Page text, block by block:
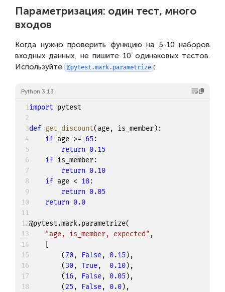
Параметризация: один тест, много
входов
Когда нужно проверить функцию на 5-10 наборов
входных данных, не пишите 10 одинаковых тестов.
Используйте
@pytest.mark.parametrize :
Python 3.13
1
2
3
4
5
6
7
8
9
10
11
12
13
14
15
16
17
18
import pytest
def get_discount(age, is_member) :
if age >= 65:
return 0.15
if is_member:
return 0.10
if age < 18:
return 0.05
return 0.0
@pytest .mark.parametrize(
"age, is_member, expected" ,
(70, False, 0.15) ,
(30, True, 0.10) ,
(16, False, 0.05) ,
(25, False, 0.0) ,